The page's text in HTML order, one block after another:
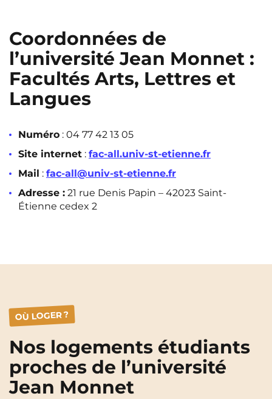
Coordonnées de
l’université Jean Monnet :
Facultés Arts, Lettres et
Langues
Numéro : 04 77 42 13 05
Site internet : fac-all.univ-st-etienne.fr
Mail : fac-all@univ-st-etienne.fr
Adresse : 21 rue Denis Papin – 42023 Saint-
Étienne cedex 2
OÙ LOGER ?
Nos logements étudiants
proches de l’université
Jean Monnet